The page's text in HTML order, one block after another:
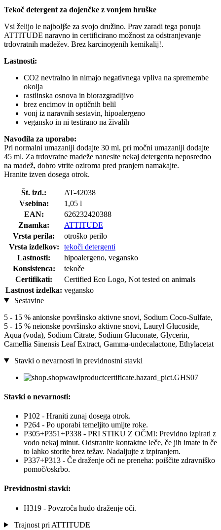
Tekoč detergent za dojenčke z vonjem hruške
Vsi želijo le najboljše za svojo družino. Prav zaradi tega ponuja
ATTITUDE naravno in certificirano možnost za odstranjevanje
trdovratnih madežev. Brez karcinogenih kemikalij!.
Lastnosti:
CO2 nevtralno in nimajo negativnega vpliva na spremembe
okolja
rastlinska osnova in biorazgradljivo
brez encimov in optičnih belil
vonj iz naravnih sestavin, hipoalergeno
vegansko in ni testirano na živalih
Navodila za uporabo:
Pri normalni umazaniji dodajte 30 ml, pri močni umazaniji dodajte
45 ml. Za trdovratne madeže nanesite nekaj detergenta neposredno
na madež, dobro vtrite oziroma pred pranjem namakajte.
Hranite izven dosega otrok.
Št. izd.:
AT-42038
Vsebina:
1,05 l
EAN:
626232420388
Znamka:
ATTITUDE
Vrsta perila:
otroško perilo
Vrsta izdelkov:
tekoči detergenti
Lastnosti:
hipoalergeno, vegansko
Konsistenca:
tekoče
Certifikati:
Certified Eco Logo, Not tested on animals
Lastnost izdelka: vegansko
Sestavine
5 - 15 % anionske površinsko aktivne snovi, Sodium Coco-Sulfate,
5 - 15 % neionske površinsko aktivne snovi, Lauryl Glucoside,
Aqua (voda), Sodium Citrate, Sodium Gluconate, Glycerin,
Camellia Sinensis Leaf Extract, Gamma-undecalactone, Ethylacetat
Stavki o nevarnosti in previdnostni stavki
Stavki o nevarnosti:
P102 - Hraniti zunaj dosega otrok.
P264 - Po uporabi temeljito umijte roke.
P305+P351+P338 - PRI STIKU Z OČMI: Previdno izpirati z
vodo nekaj minut. Odstranite kontaktne leče, če jih imate in če
to lahko storite brez težav. Nadaljujte z izpiranjem.
P337+P313 - Če draženje oči ne preneha: poiščite zdravniško
pomoč/oskrbo.
Previdnostni stavki:
H319 - Povzroča hudo draženje oči.
Trajnost pri ATTITUDE